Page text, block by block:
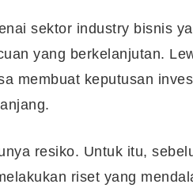
sektor industry bisnis
yang berkelanjutan.
membuat keputusan
resiko. Untuk itu,
riset yang